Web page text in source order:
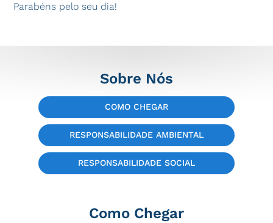
Parabéns pelo seu dia!
Sobre Nós
COMO CHEGAR
RESPONSABILIDADE AMBIENTAL
RESPONSABILIDADE SOCIAL
Como Chegar